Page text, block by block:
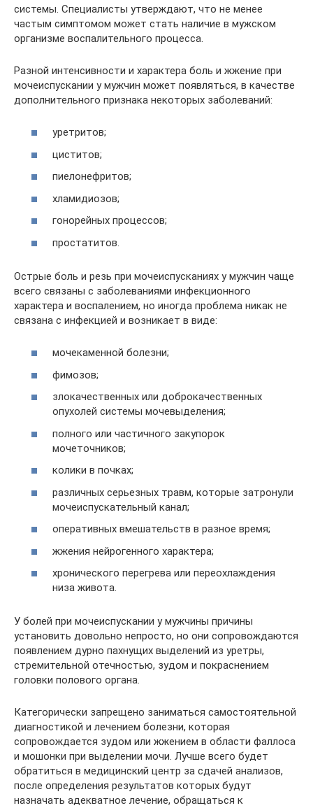
системы. Специалисты утверждают, что не менее
частым симптомом может стать наличие в мужском
организме воспалительного процесса.
Разной интенсивности и характера боль и жжение при
мочеиспускании у мужчин может появляться, в качестве
дополнительного признака некоторых заболеваний:
уретритов;
циститов;
пиелонефритов;
хламидиозов;
гонорейных процессов;
простатитов.
Острые боль и резь при мочеиспусканиях у мужчин чаще
всего связаны с заболеваниями инфекционного
характера и воспалением, но иногда проблема никак не
связана с инфекцией и возникает в виде:
мочекаменной болезни;
фимозов;
злокачественных или доброкачественных
опухолей системы мочевыделения;
полного или частичного закупорок
мочеточников;
колики в почках;
различных серьезных травм, которые затронули
мочеиспускательный канал;
оперативных вмешательств в разное время;
жжения нейрогенного характера;
хронического перегрева или переохлаждения
низа живота.
У болей при мочеиспускании у мужчины причины
установить довольно непросто, но они сопровождаются
появлением дурно пахнущих выделений из уретры,
стремительной отечностью, зудом и покраснением
головки полового органа.
Категорически запрещено заниматься самостоятельной
диагностикой и лечением болезни, которая
сопровождается зудом или жжением в области фаллоса
и мошонки при выделении мочи. Лучше всего будет
обратиться в медицинский центр за сдачей анализов,
после определения результатов которых будут
назначать адекватное лечение, обращаться к